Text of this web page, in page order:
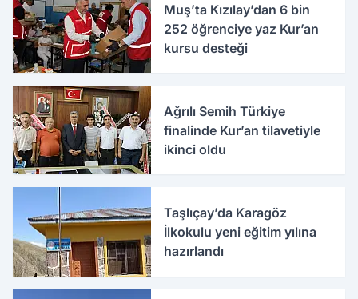
Muş’ta Kızılay’dan 6 bin
252 öğrenciye yaz Kur’an
kursu desteği
Ağrılı Semih Türkiye
finalinde Kur’an tilavetiyle
ikinci oldu
Taşlıçay’da Karagöz
İlkokulu yeni eğitim yılına
hazırlandı